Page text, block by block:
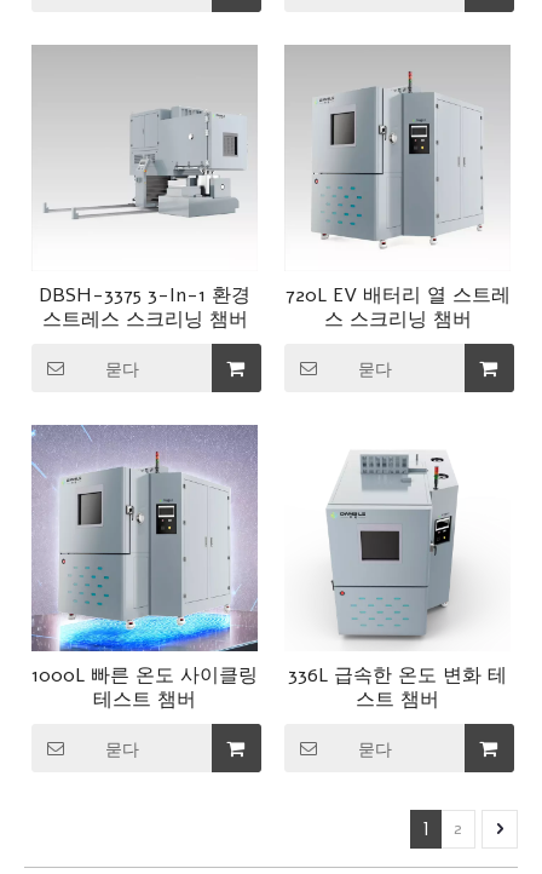
DBSH-3375 3-In-1 환경
스트레스 스크리닝 챔버
묻다
720L EV 배터리 열 스트레
스 스크리닝 챔버
묻다
1000L 빠른 온도 사이클링
테스트 챔버
묻다
336L 급속한 온도 변화 테
스트 챔버
묻다
1 2